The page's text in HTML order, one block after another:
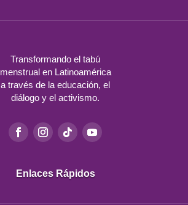
Transformando el tabú
menstrual en Latinoamérica
a través de la educación, el
diálogo y el activismo.
Enlaces Rápidos